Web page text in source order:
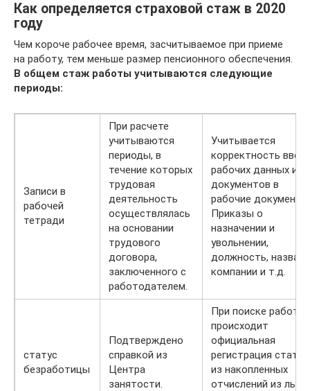
Как определяется страховой стаж в 2020
году
Чем короче рабочее время, засчитываемое при приеме
на работу, тем меньше размер пенсионного обеспечения.
В общем стаж работы учитываются следующие
периоды:
Записи в
рабочей
тетради
При расчете
учитываются
периоды, в
течение которых
трудовая
деятельность
осуществлялась
на основании
трудового
договора,
заключенного с
работодателем.
Учитывается
корректность
рабочих данных и
документов в
рабочие
Приказы о
назначении и
увольнении,
должность,
компании и т.д.
статус
безработицы
Подтверждено
справкой из
Центра
занятости.
При поиске работы
происходит
официальная
регистрация
из накопленных
отчислений из